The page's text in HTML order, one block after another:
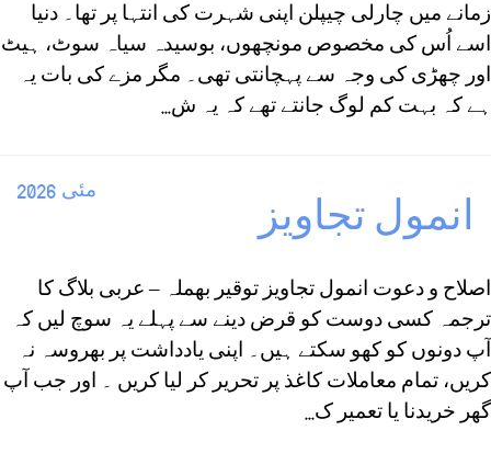
زمانے میں چارلی چیپلن اپنی شہرت کی انتہا پر تھا۔ دنیا
اسے اُس کی مخصوص مونچھوں، بوسیدہ سیاہ سوٹ، ہیٹ
اور چھڑی کی وجہ سے پہچانتی تھی۔ مگر مزے کی بات یہ
ہے کہ بہت کم لوگ جانتے تھے کہ یہ ش...
مئی 2026
انمول تجاویز
اصلاح و دعوت انمول تجاویز توقير بھملہ – عربی بلاگ كا
ترجمہ کسی دوست کو قرض دینے سے پہلے یہ سوچ لیں کہ
آپ دونوں کو کھو سکتے ہیں۔ اپنی یادداشت پر بھروسہ نہ
کریں، تمام معاملات کاغذ پر تحریر کر لیا کریں ۔ اور جب آپ
گھر خریدنا یا تعمیر ک...